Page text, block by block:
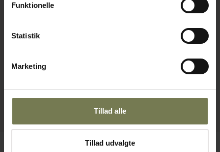
Funktionelle
Statistik
Marketing
Tillad alle
Tillad udvalgte